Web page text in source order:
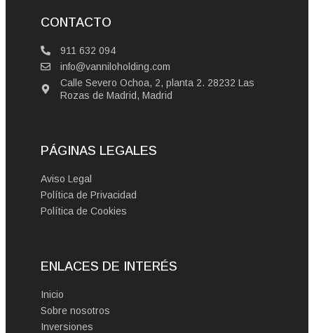
CONTACTO
911 632 094
info@vanniloholding.com
Calle Severo Ochoa, 2, planta 2. 28232 Las
Rozas de Madrid, Madrid
PÁGINAS LEGALES
Aviso Legal
Política de Privacidad
Política de Cookies
ENLACES DE INTERÉS
Inicio
Sobre nosotros
Inversiones